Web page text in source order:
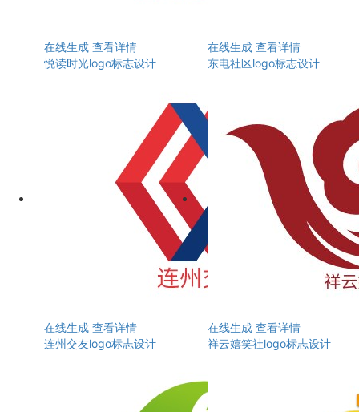
在线生成 查看详情
悦读时光logo标志设计
在线生成 查看详情
东电社区logo标志设计
在线生成 查看详情
连州交友logo标志设计
在线生成 查看详情
祥云嬉笑社logo标志设计